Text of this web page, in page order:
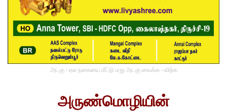
அடகு - ஏல நகையை மீட்டு மறு அடகு வைக்க - விற்க
அருண்மொழியின்